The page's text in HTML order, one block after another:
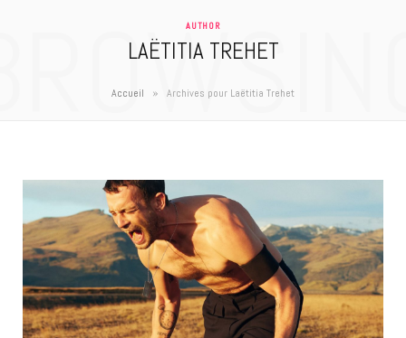
AUTHOR
LAËTITIA TREHET
Accueil » Archives pour Laëtitia Trehet